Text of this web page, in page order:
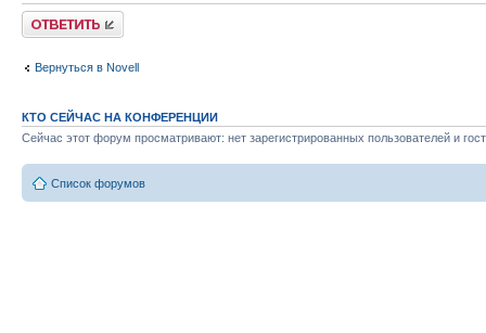
Ответить
Вернуться в Novell
КТО СЕЙЧАС НА КОНФЕРЕНЦИИ
Сейчас этот форум просматривают: нет зарегистрированных пользователей и
Список форумов